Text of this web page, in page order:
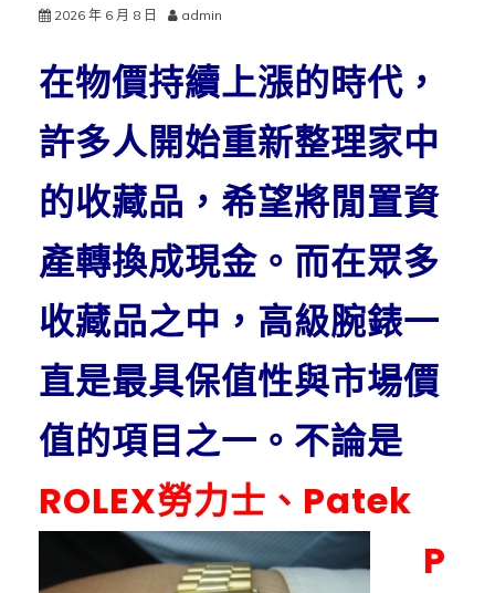
2026 年 6 月 8 日 admin
在物價持續上漲的時代，
許多人開始重新整理家中
的收藏品，希望將閒置資
產轉換成現金。而在眾多
收藏品之中，高級腕錶一
直是最具保值性與市場價
值的項目之一。不論是
ROLEX勞力士 、Patek
P